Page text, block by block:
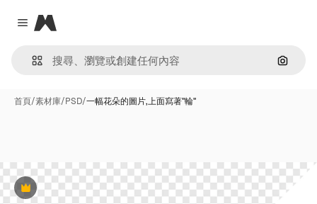
Close menu
Magnific
通過圖
首頁/素材庫/PSD/一幅花朵的圖片,上面寫著"輪"
Premium